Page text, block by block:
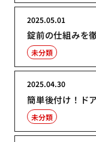
錠前の仕組みを
2025.05.01
未分類
簡単後付け！ド
2025.04.30
未分類